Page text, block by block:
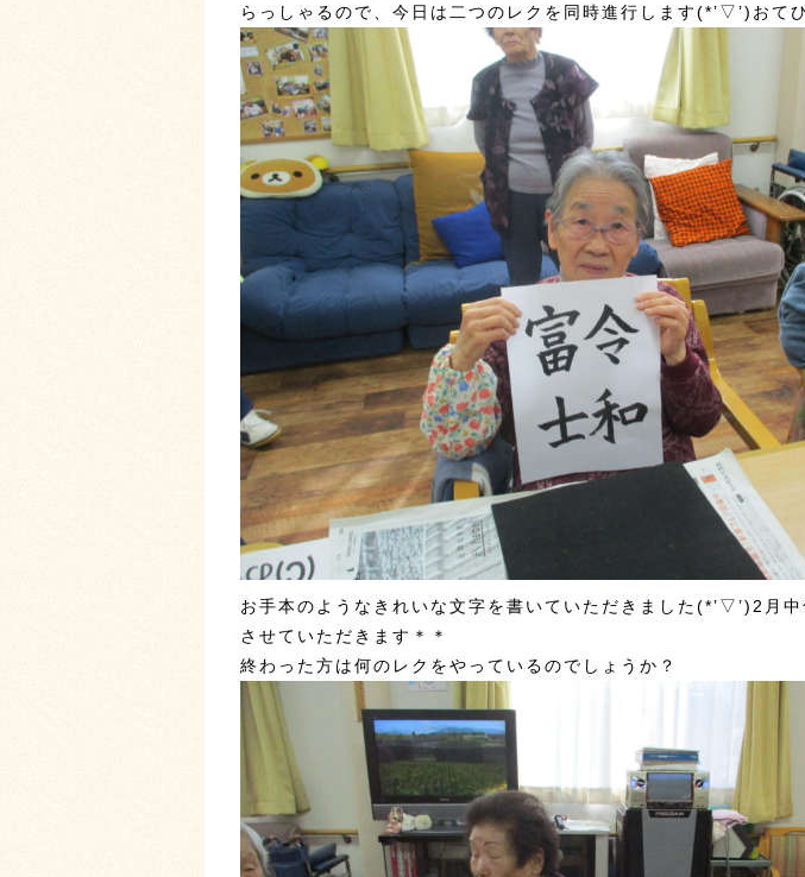
らっしゃるので、今日は二つのレクを同時進行します(*’▽’)おてひ
お手本のようなきれいな文字を書いていただきました(*’▽’)2月
させていただきます＊＊
終わった方は何のレクをやっているのでしょうか？